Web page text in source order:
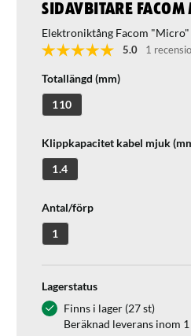
Sidavbitare Facom
Elektroniktång Facom "Micro"
5.0 1
Totallängd (mm)
110
Klippkapacitet kabel mjuk
1.4
Antal/förp
1
Lagerstatus
Finns i lager (27 st)
Beräknad leverans inom